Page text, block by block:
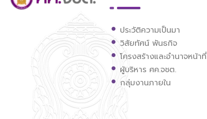
ประวัติความเป็นมา
วิสัยทัศน์ พันธกิจ
โครงสร้างและอำนาจหน้าที่
ผู้บริหาร ศค.จชต.
กลุ่มงานภายใน